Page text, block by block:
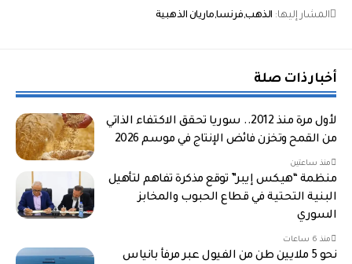
المشار إليها: الذهب فرنسا ماريان الذهبية
أخبار ذات صلة
لأول مرة منذ 2012.. سوريا تحقق الاكتفاء الذاتي
من القمح وتخزن فائض الإنتاج في موسم 2026
منذ ساعتين
منظمة “هيكس إيبر” توقع مذكرة تفاهم لتأهيل
البنية التحتية في قطاع الحبوب والمخابز
السوري
منذ 6 ساعات
نحو 5 ملايين طن من الفيول عبر مرفأ بانياس